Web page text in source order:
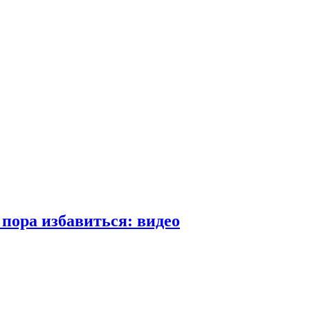
избавиться: видео